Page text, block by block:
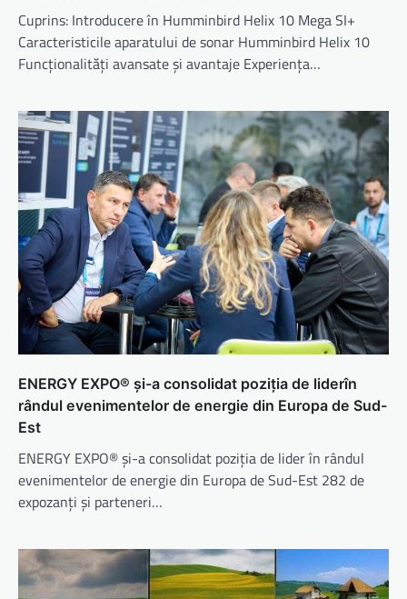
Cuprins: Introducere în Humminbird Helix 10 Mega SI+
Caracteristicile aparatului de sonar Humminbird Helix 10
Funcționalități avansate și avantaje Experiența…
ENERGY EXPO® și-a consolidat poziția de liderîn
rândul evenimentelor de energie din Europa de Sud-
Est
ENERGY EXPO® și-a consolidat poziția de lider în rândul
evenimentelor de energie din Europa de Sud-Est 282 de
expozanți și parteneri…